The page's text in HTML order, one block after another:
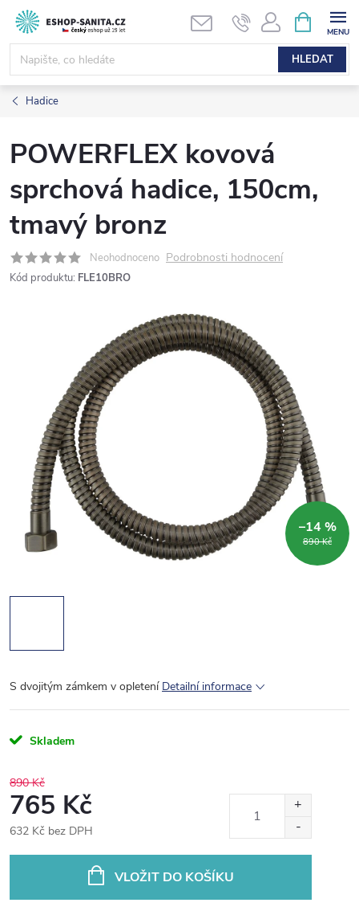
Přejít
obsah
HLEDAT
NÁKUPNÍ
KOŠÍK
Hadice
POWERFLEX kovová
sprchová hadice, 150cm,
tmavý bronz
Neohodnoceno Podrobnosti hodnocení
Kód produktu: FLE10BRO
890 Kč
–14 %
S dvojitým zámkem v opletení Detailní informace
Skladem
890 Kč
765 Kč
632 Kč bez DPH
VLOŽIT DO KOŠÍKU